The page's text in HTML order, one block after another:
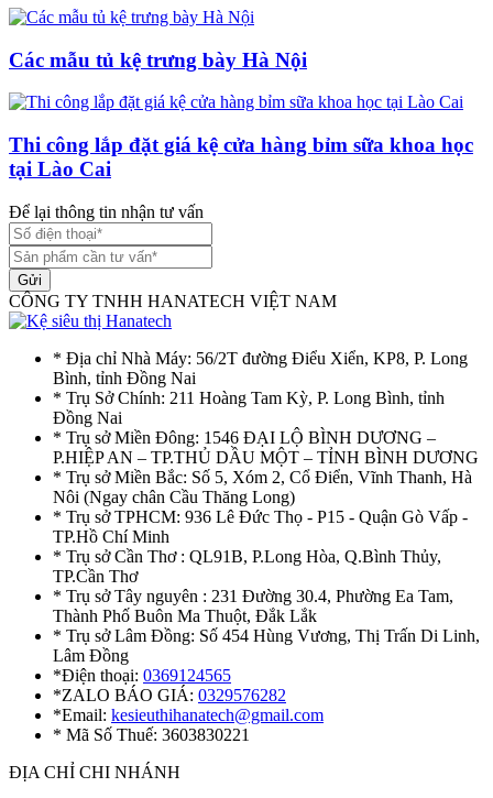
Các mẫu tủ kệ trưng bày Hà Nội
Thi công lắp đặt giá kệ cửa hàng bỉm sữa khoa học
tại Lào Cai
Để lại thông tin nhận tư vấn
Gửi
CÔNG TY TNHH HANATECH VIỆT NAM
* Địa chỉ Nhà Máy: 56/2T đường Điểu Xiển, KP8, P. Long
Bình, tỉnh Đồng Nai
* Trụ Sở Chính: 211 Hoàng Tam Kỳ, P. Long Bình, tỉnh
Đồng Nai
* Trụ sở Miền Đông: 1546 ĐẠI LỘ BÌNH DƯƠNG –
P.HIỆP AN – TP.THỦ DẦU MỘT – TỈNH BÌNH DƯƠNG
* Trụ sở Miền Bắc: Số 5, Xóm 2, Cổ Điển, Vĩnh Thanh, Hà
Nôi (Ngay chân Cầu Thăng Long)
* Trụ sở TPHCM: 936 Lê Đức Thọ - P15 - Quận Gò Vấp -
TP.Hồ Chí Minh
* Trụ sở Cần Thơ : QL91B, P.Long Hòa, Q.Bình Thủy,
TP.Cần Thơ
* Trụ sở Tây nguyên : 231 Đường 30.4, Phường Ea Tam,
Thành Phố Buôn Ma Thuột, Đắk Lắk
* Trụ sở Lâm Đồng: Số 454 Hùng Vương, Thị Trấn Di Linh,
Lâm Đồng
*Điện thoại: 0369124565
*ZALO BÁO GIÁ: 0329576282
*Email: kesieuthihanatech@gmail.com
* Mã Số Thuế: 3603830221
ĐỊA CHỈ CHI NHÁNH